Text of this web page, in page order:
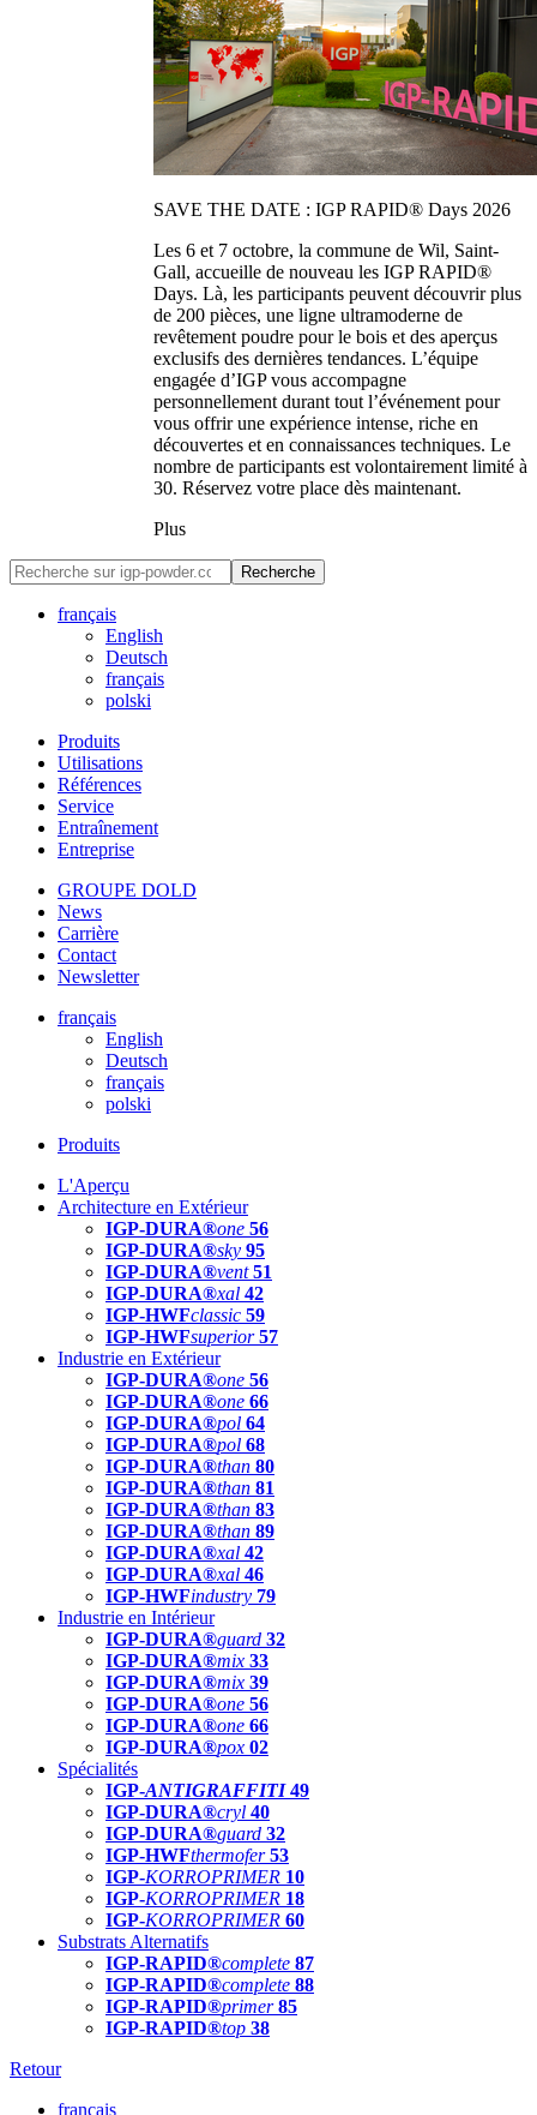
SAVE THE DATE : IGP RAPID® Days 2026
Les 6 et 7 octobre, la commune de Wil, Saint-
Gall, accueille de nouveau les IGP RAPID®
Days. Là, les participants peuvent découvrir plus
de 200 pièces, une ligne ultramoderne de
revêtement poudre pour le bois et des aperçus
exclusifs des dernières tendances. L’équipe
engagée d’IGP vous accompagne
personnellement durant tout l’événement pour
vous offrir une expérience intense, riche en
découvertes et en connaissances techniques. Le
nombre de participants est volontairement limité à
30. Réservez votre place dès maintenant.
Plus
Recherche
français
English
Deutsch
français
polski
Produits
Utilisations
Références
Service
Entraînement
Entreprise
GROUPE DOLD
News
Carrière
Contact
Newsletter
français
English
Deutsch
français
polski
Produits
L'Aperçu
Architecture en Extérieur
IGP-DURA®one 56
IGP-DURA®sky 95
IGP-DURA®vent 51
IGP-DURA®xal 42
IGP-HWFclassic 59
IGP-HWFsuperior 57
Industrie en Extérieur
IGP-DURA®one 56
IGP-DURA®one 66
IGP-DURA®pol 64
IGP-DURA®pol 68
IGP-DURA®than 80
IGP-DURA®than 81
IGP-DURA®than 83
IGP-DURA®than 89
IGP-DURA®xal 42
IGP-DURA®xal 46
IGP-HWFindustry 79
Industrie en Intérieur
IGP-DURA®guard 32
IGP-DURA®mix 33
IGP-DURA®mix 39
IGP-DURA®one 56
IGP-DURA®one 66
IGP-DURA®pox 02
Spécialités
IGP-ANTIGRAFFITI49
IGP-DURA®cryl 40
IGP-DURA®guard 32
IGP-HWFthermofer 53
IGP-KORROPRIMER 10
IGP-KORROPRIMER 18
IGP-KORROPRIMER 60
Substrats Alternatifs
IGP-RAPID®complete 87
IGP-RAPID®complete 88
IGP-RAPID®primer 85
IGP-RAPID®top 38
Retour
français